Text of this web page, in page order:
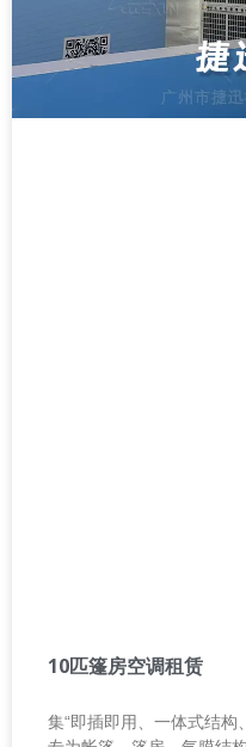
10匹篷房空调租赁
集“即插即用、一体式结构